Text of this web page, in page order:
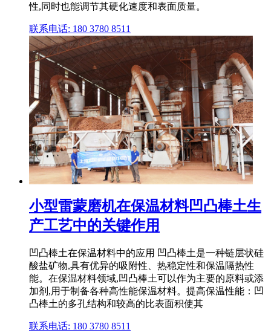
性,同时也能调节其硬化速度和表面质量。
联系电话: 180 3780 8511
小型雷蒙磨机在保温材料凹凸棒土生
产工艺中的关键作用
凹凸棒土在保温材料中的应用 凹凸棒土是一种链层状硅
酸盐矿物,具有优异的吸附性、热稳定性和保温隔热性
能。在保温材料领域,凹凸棒土可以作为主要的原料或添
加剂,用于制备各种高性能保温材料。提高保温性能：凹
凸棒土的多孔结构和较高的比表面积使其
联系电话: 180 3780 8511